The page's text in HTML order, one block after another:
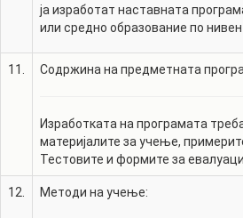
ја изработат наставната
или средно образование по нивен
11. Содржина на предметната
Изработката на програмата
материјалите за учење,
Тестовите и формите за
12. Методи на учење: